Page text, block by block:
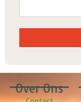
Over Ons